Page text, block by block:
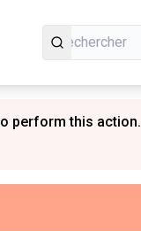
perform this action.